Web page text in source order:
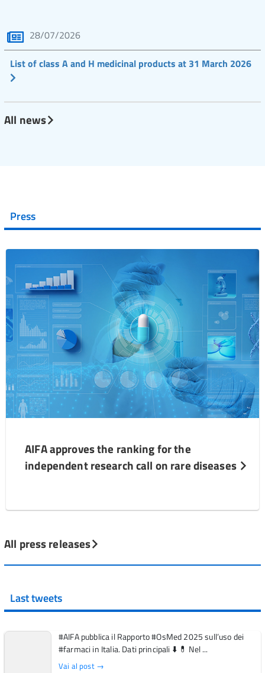
28/07/2026
List of class A and H medicinal products at 31 March 2026
All news
Press
AIFA approves the ranking for the
independent research call on rare diseases
All press releases
Last tweets
#AIFA pubblica il Rapporto #OsMed 2025 sull’uso dei
#farmaci in Italia. Dati principali ⬇️ 💊 Nel ...
Vai al post →